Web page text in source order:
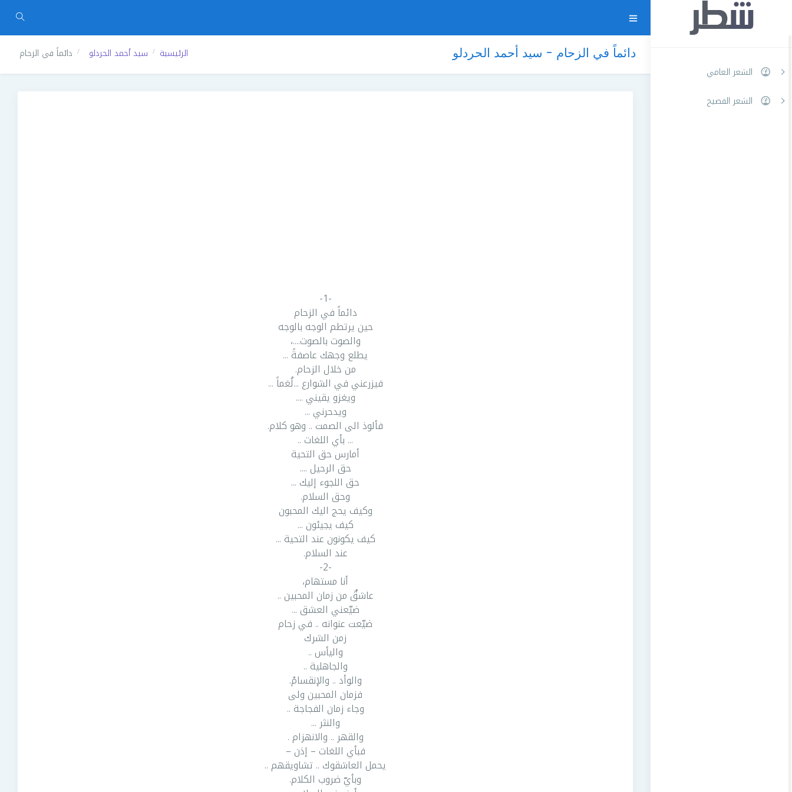
الشعر العامي
الشعر الفصيح
دائماً في الزحام - سيد أحمد الحردلو الرئيسية سيد أحمد الحردلو دائماً في الزحام
-1-
دائماً في الزحام
حين يرتطم الوجه بالوجه
والصوت بالصوت....،
يطلع وجهك عاصفةً ...
من خلال الزحام.
فيزرعني في الشوارع ...لُغماً ...
ويغزو يقيني ....
ويدحرني ...
فألوذ الى الصمت .. وهو كلام.
... بأي اللغات ..
أمارس حق التحية
حق الرحيل ....
حق اللجوء إليك ...
وحق السلام.
وكيف يحج اليك المحبون
كيف يجيئون ...
كيف يكونون عند التحية ...
عند السلام.
-2-
أنا مستهام،
عاشقٌ من زمان المحبين ..
ضيّعني العشق ...
ضيّعت عنوانه .. في زحام
زمن الشرك
واليأس ..
والجاهلية ..
والوأد .. والإنقسامْ.
فزمان المحبين ولى
وجاء زمان الفجاجة ..
والنثر ...
والقهر .. والانهزام .
فبأي اللغات – إذن –
يحمل العاشقوك .. تشاويقهم ..
وبأيّ ضروب الكلام.